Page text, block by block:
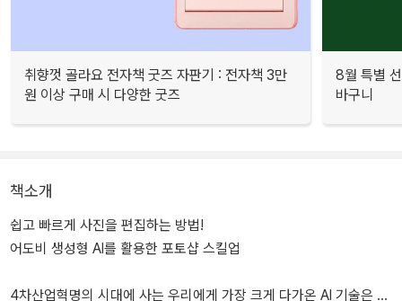
취향껏 골라요 전자책 굿즈 자판기 : 전자책 3만
원 이상 구매 시 다양한 굿즈
8월 특별
바구니
책소개
쉽고 빠르게 사진을 편집하는 방법!
어도비 생성형 AI를 활용한 포토샵 스킬업
4차산업혁명의 시대에 사는 우리에게 가장 크게 다가온 AI 기술은 상